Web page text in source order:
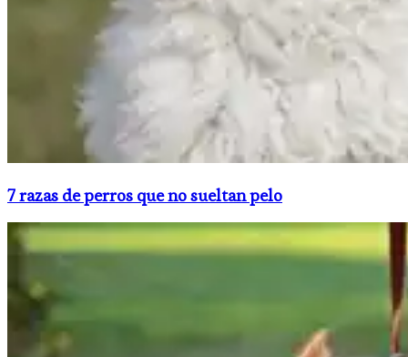
7 razas de perros que no sueltan pelo